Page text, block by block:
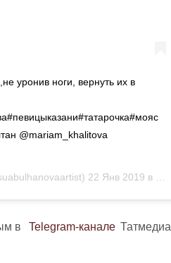
уронив ноги, вернуть их в
@mariam_khalitova
22 Янв 2019 в 8:23 PST
в Telegram-канале Татмедиа